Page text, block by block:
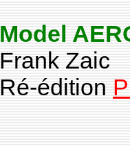
Model
Frank Zaic
Ré-édition